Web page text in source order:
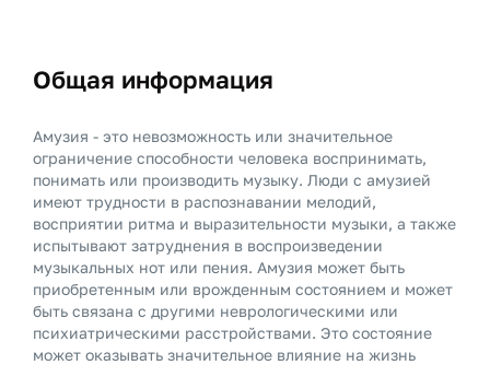
Общая информация
Амузия - это невозможность или значительное
ограничение способности человека воспринимать,
понимать или производить музыку. Люди с амузией
имеют трудности в распознавании мелодий,
восприятии ритма и выразительности музыки, а также
испытывают затруднения в воспроизведении
музыкальных нот или пения. Амузия может быть
приобретенным или врожденным состоянием и может
быть связана с другими неврологическими или
психиатрическими расстройствами. Это состояние
может оказывать значительное влияние на жизнь